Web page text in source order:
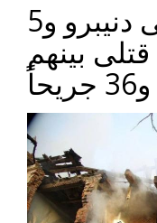
هجوم روسي على دنيبرو و5
مناطق يوقع 6 قتلى بينهم